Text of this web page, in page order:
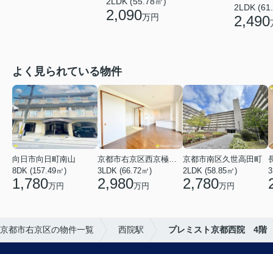
2,090万円
2LDK
2,490
よく見られている物件
向日市向日町南山
8DK (157.49㎡)
1,780万円
京都市右京区西京極河原町
3LDK (66.72㎡)
2,980万円
京都市南区久世高田町
2LDK (58.85㎡)
2,780万円
京都市右京区の物件一覧 西院駅 プレミスト京都西院 4階